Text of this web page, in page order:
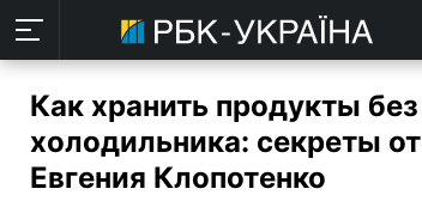
Как хранить продукты без
холодильника: секреты от
Евгения Клопотенко